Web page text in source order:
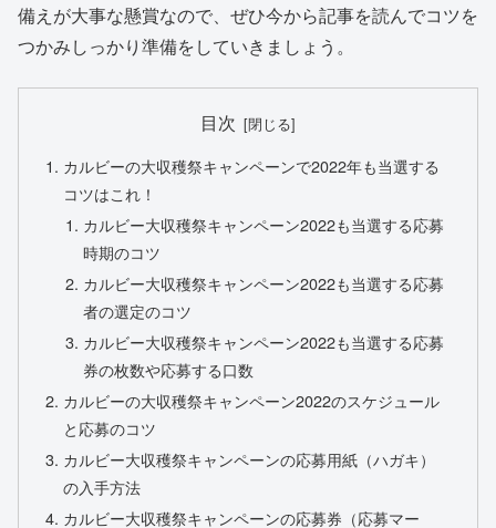
備えが大事な懸賞なので、ぜひ今から記事を読んでコツを
つかみしっかり準備をしていきましょう。
目次
カルビーの大収穫祭キャンペーンで2022年も当選する
コツはこれ！
カルビー大収穫祭キャンペーン2022も当選する応募
時期のコツ
カルビー大収穫祭キャンペーン2022も当選する応募
者の選定のコツ
カルビー大収穫祭キャンペーン2022も当選する応募
券の枚数や応募する口数
カルビーの大収穫祭キャンペーン2022のスケジュール
と応募のコツ
カルビー大収穫祭キャンペーンの応募用紙（ハガキ）
の入手方法
カルビー大収穫祭キャンペーンの応募券（応募マー